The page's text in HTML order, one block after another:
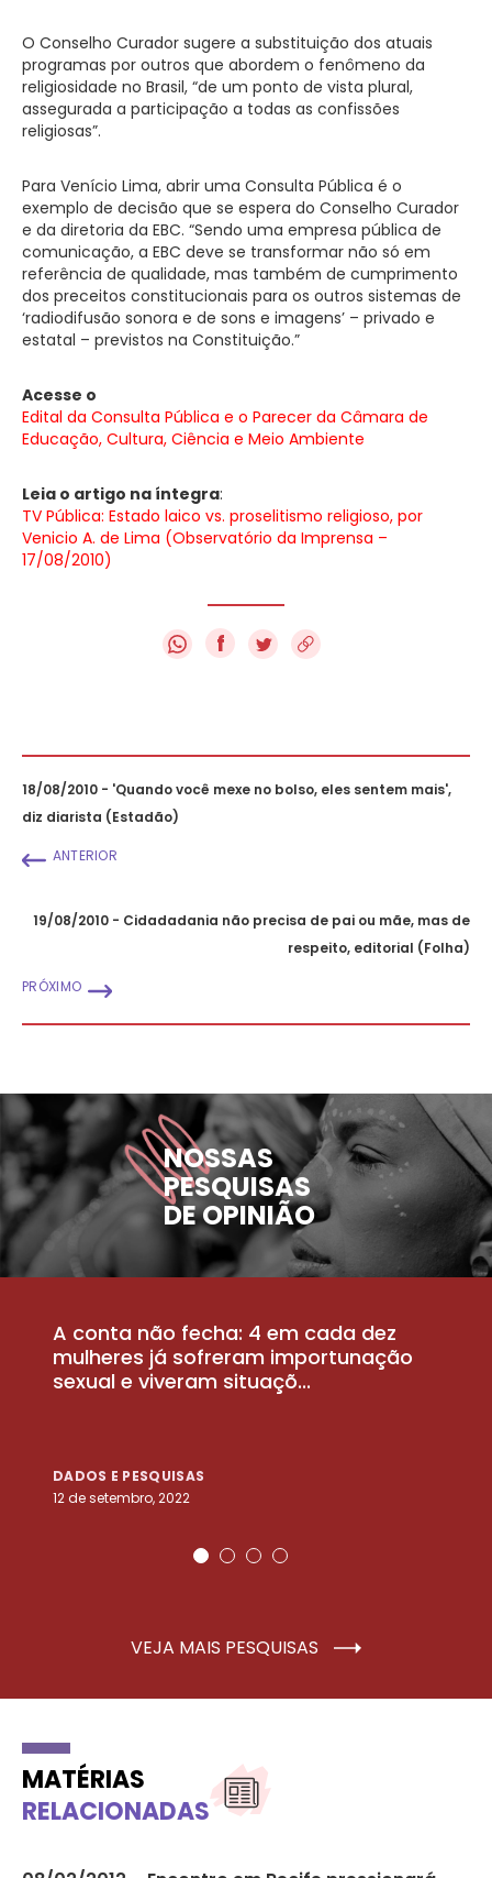
O Conselho Curador sugere a substituição dos atuais
programas por outros que abordem o fenômeno da
religiosidade no Brasil, “de um ponto de vista plural,
assegurada a participação a todas as confissões
religiosas”.
Para Venício Lima, abrir uma Consulta Pública é o
exemplo de decisão que se espera do Conselho Curador
e da diretoria da EBC. “Sendo uma empresa pública de
comunicação, a EBC deve se transformar não só em
referência de qualidade, mas também de cumprimento
dos preceitos constitucionais para os outros sistemas de
‘radiodifusão sonora e de sons e imagens’ – privado e
estatal – previstos na Constituição.”
Acesse o
Edital da Consulta Pública e o Parecer da Câmara de
Educação, Cultura, Ciência e Meio Ambiente
Leia o artigo na íntegra:
TV Pública: Estado laico vs. proselitismo religioso, por
Venicio A. de Lima (Observatório da Imprensa –
17/08/2010)
f
18/08/2010 - 'Quando você mexe no bolso, eles sentem mais',
diz diarista (Estadão)
ANTERIOR
19/08/2010 - Cidadadania não precisa de pai ou mãe, mas de
respeito, editorial (Folha)
PRÓXIMO
NOSSAS
PESQUISAS
DE OPINIÃO
A conta não fecha: 4 em cada dez
mulheres já sofreram importunação
sexual e viveram situaçõ...
DADOS E PESQUISAS
12 de setembro, 2022
VEJA MAIS PESQUISAS
MATÉRIAS
RELACIONADAS